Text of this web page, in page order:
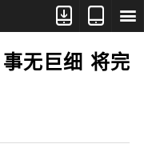



无巨细 将完